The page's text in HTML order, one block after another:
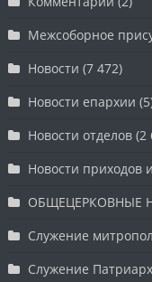
Межсоборное
Новости (7 472)
Новости епархии
Новости отделов (2
Новости приходов
ОБЩЕЦЕРКОВНЫЕ
Служение
Служение